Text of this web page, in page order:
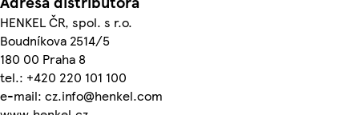
HENKEL ČR, spol. s r.o.
Boudníkova 2514/5
180 00 Praha 8
tel.: +420 220 101 100
e-mail: cz.info@henkel.com